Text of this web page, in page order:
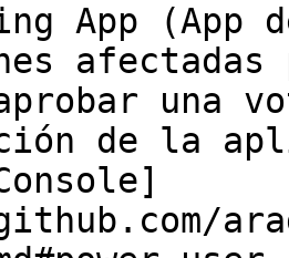
App (App
una
de la